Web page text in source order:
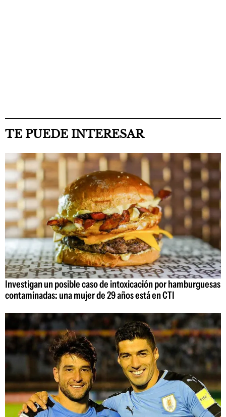
TE PUEDE INTERESAR
Investigan un posible caso de intoxicación por hamburguesas
contaminadas: una mujer de 29 años está en CTI